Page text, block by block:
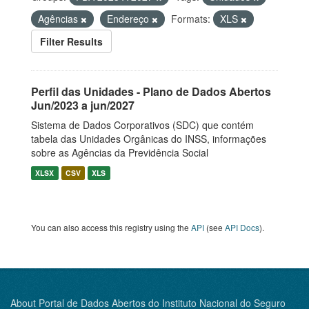
Agências
Endereço Formats:
XLS
Filter Results
Perfil das Unidades - Plano de Dados Abertos
Jun/2023 a jun/2027
Sistema de Dados Corporativos (SDC) que contém
tabela das Unidades Orgânicas do INSS, informações
sobre as Agências da Previdência Social
XLSX CSV XLS
You can also access this registry using the API (see API Docs).
About Portal de Dados Abertos do Instituto Nacional do Seguro